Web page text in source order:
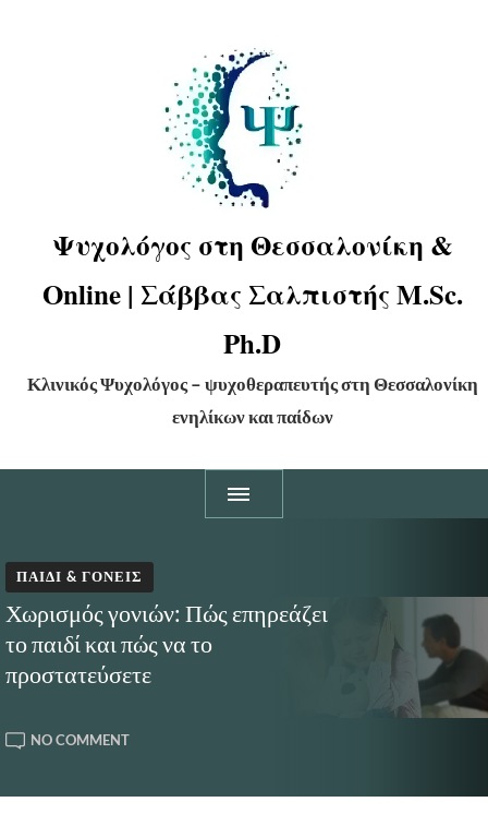
Ψυχολόγος στη Θεσσαλονίκη &
Online | Σάββας Σαλπιστής M.Sc.
Ph.D
Κλινικός Ψυχολόγος – ψυχοθεραπευτής στη Θεσσαλονίκη
ενηλίκων και παίδων
ΠΑΙΔΊ & ΓΟΝΕΊΣ
Χωρισμός γονιών: Πώς επηρεάζει
το παιδί και πώς να το
προστατεύσετε
NO COMMENTON